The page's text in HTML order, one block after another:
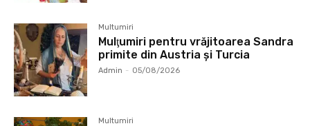
Multumiri
Mulţumiri pentru vrăjitoarea Sandra
primite din Austria și Turcia
Admin - 05/08/2026
Multumiri